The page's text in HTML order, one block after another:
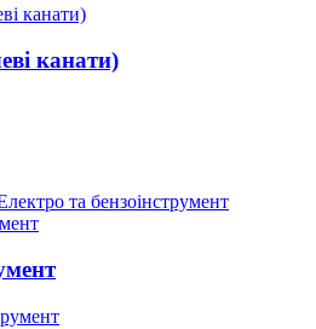
канати)
та бензоінструмент